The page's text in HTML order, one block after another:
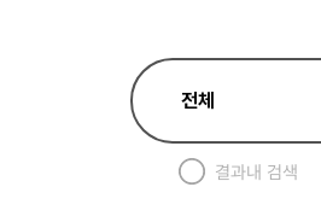
결과내 검색